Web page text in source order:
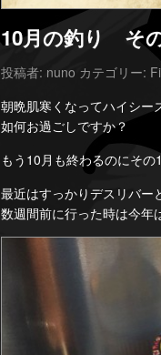
10月の釣り そ
投稿者: nuno カテゴリー:
朝晩肌寒くなってハイシー
如何お過ごしですか？
もう10月も終わるのにそ
最近はすっかりデスリバー
数週間前に行った時は今年